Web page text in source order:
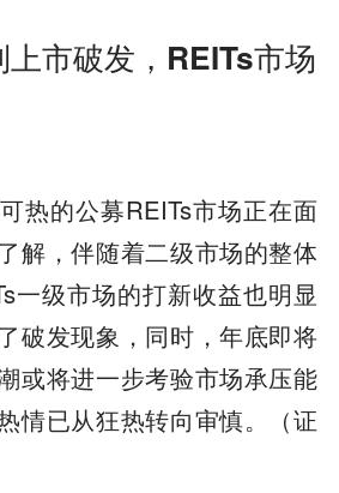
市破发，REITs市场
热的公募REITs市场正在面
解，伴随着二级市场的整体
一级市场的打新收益也明显
破发现象，同时，年底即将
或将进一步考验市场承压能
情已从狂热转向审慎。（证